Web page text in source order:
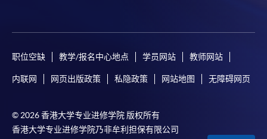
职位空缺 教学/报名中心地点 学员网站 教师网站
内联网 网页出版政策 私隐政策 网站地图 无障碍网页
© 2026 香港大学专业进修学院 版权所有
香港大学专业进修学院乃非牟利担保有限公司